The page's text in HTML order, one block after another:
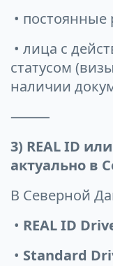
• постоянные
• лица с
статусом
наличии
⸻
3) REAL ID
актуально в
В Северной
• REAL ID
• Standard